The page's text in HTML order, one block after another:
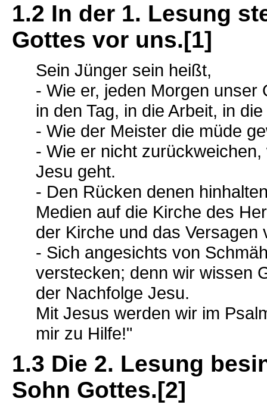
1.2 In der 1. Lesung
Gottes vor uns.[1]
Sein Jünger sein heißt,
- Wie er, jeden Morgen unser
in den Tag, in die Arbeit, in
- Wie der Meister die müde
- Wie er nicht
Jesu geht.
- Den Rücken denen
Medien auf die Kirche des
der Kirche und das Versagen
- Sich angesichts von
verstecken; denn wir wissen
der Nachfolge Jesu.
Mit Jesus werden wir im
mir zu Hilfe!"
1.3 Die 2. Lesung
Sohn Gottes.[2]